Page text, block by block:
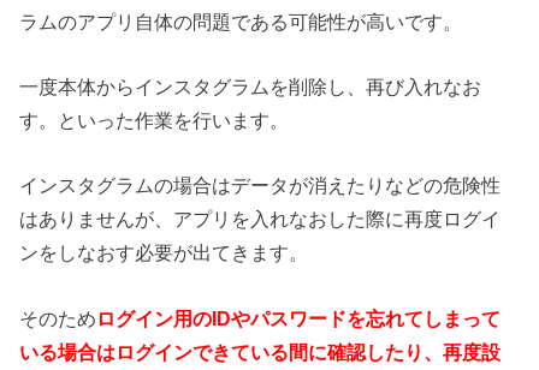
ラムのアプリ自体の問題である可能性が高いです。
一度本体からインスタグラムを削除し、再び入れなお
す。といった作業を行います。
インスタグラムの場合はデータが消えたりなどの危険性
はありませんが、アプリを入れなおした際に再度ログイ
ンをしなおす必要が出てきます。
そのため ログイン用のIDやパスワードを忘れてしまって
いる場合はログインできている間に確認したり、再度設